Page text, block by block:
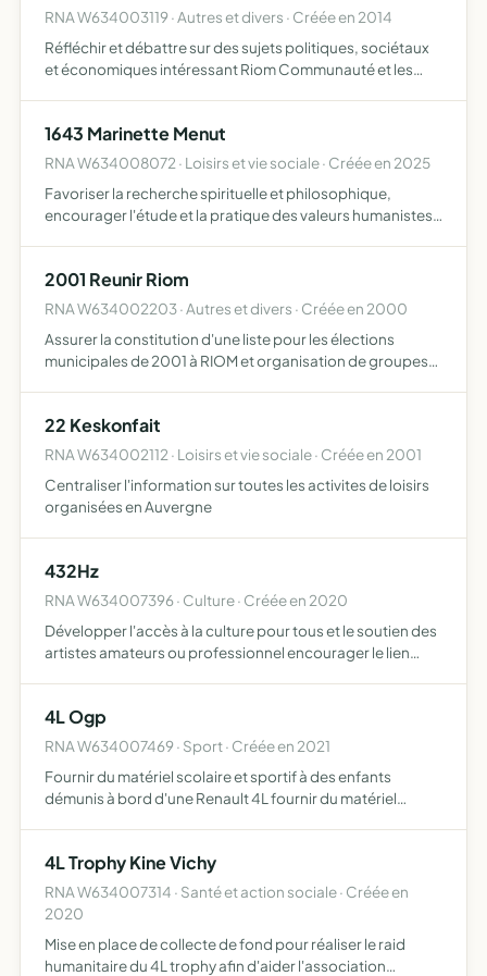
RNA W634003119 · Autres et divers · Créée en 2014
Réfléchir et débattre sur des sujets politiques, sociétaux
et économiques intéressant Riom Communauté et les
1643 Marinette Menut
RNA W634008072 · Loisirs et vie sociale · Créée en 2025
Favoriser la recherche spirituelle et philosophique,
encourager l'étude et la pratique des valeurs humanistes,
2001 Reunir Riom
RNA W634002203 · Autres et divers · Créée en 2000
Assurer la constitution d'une liste pour les élections
municipales de 2001 à RIOM et organisation de groupes
22 Keskonfait
RNA W634002112 · Loisirs et vie sociale · Créée en 2001
Centraliser l'information sur toutes les activites de loisirs
organisées en Auvergne
432Hz
RNA W634007396 · Culture · Créée en 2020
Développer l'accès à la culture pour tous et le soutien des
artistes amateurs ou professionnel encourager le lien
4L Ogp
RNA W634007469 · Sport · Créée en 2021
Fournir du matériel scolaire et sportif à des enfants
démunis à bord d'une Renault 4L fournir du matériel
4L Trophy Kine Vichy
RNA W634007314 · Santé et action sociale · Créée en
2020
Mise en place de collecte de fond pour réaliser le raid
humanitaire du 4L trophy afin d'aider l'association